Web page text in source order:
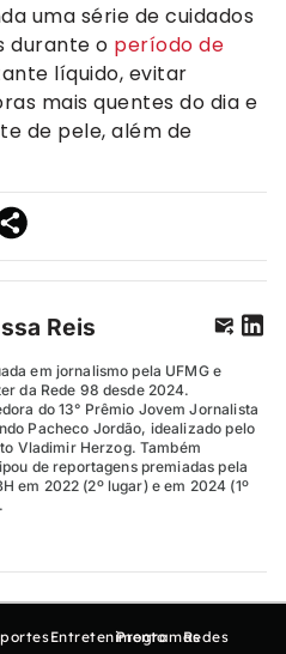
uma série de cuidados
durante o período de
líquido, evitar
mais quentes do dia e
de pele, além de
Reis
em jornalismo pela UFMG e
da Rede 98 desde 2024.
do 13° Prêmio Jovem Jornalista
Pacheco Jordão, idealizado pelo
Vladimir Herzog. Também
de reportagens premiadas pela
em 2022 (2º lugar) e em 2024 (1º
Entretenimento
ProgramasRedes